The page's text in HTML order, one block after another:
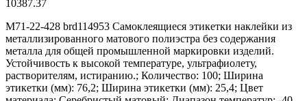
10387.37
M71-22-428 brd114953 Самоклеящиеся этикетки наклейки из
металлизированного матового полиэстра без содержания
металла для общей промышленной маркировки изделий.
Устойчивость к высокой температуре, ультрафиолету,
растворителям, истиранию.; Количество: 100; Ширина
этикетки (мм): 76,2; Ширина этикетки (мм): 25,4; Цвет